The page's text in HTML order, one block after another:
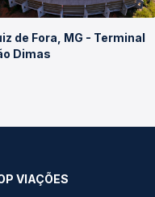
de Fora, MG - Terminal
Dimas
VIAÇÕES